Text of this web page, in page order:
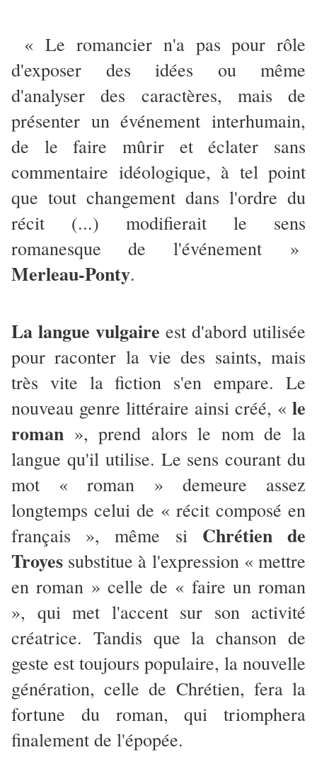
« Le romancier n'a pas pour rôle
d'exposer des idées ou même
d'analyser des caractères, mais de
présenter un événement interhumain,
de le faire mûrir et éclater sans
commentaire idéologique, à tel point
que tout changement dans l'ordre du
récit (...) modifierait le sens
romanesque de l'événement »
Merleau-Ponty.
La langue vulgaire est d'abord utilisée
pour raconter la vie des saints, mais
très vite la fiction s'en empare. Le
nouveau genre littéraire ainsi créé, « le
roman », prend alors le nom de la
langue qu'il utilise. Le sens courant du
mot « roman » demeure assez
longtemps celui de « récit composé en
français », même si Chrétien de
Troyes substitue à l'expression « mettre
en roman » celle de « faire un roman
», qui met l'accent sur son activité
créatrice. Tandis que la chanson de
geste est toujours populaire, la nouvelle
génération, celle de Chrétien, fera la
fortune du roman, qui triomphera
finalement de l'épopée.